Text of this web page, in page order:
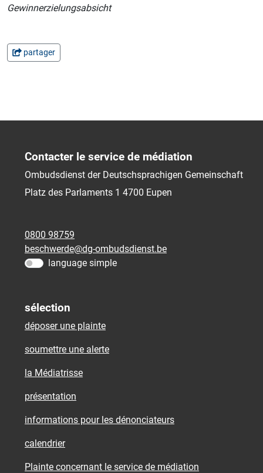
Gewinnerzielungsabsicht
partager
Contacter le service de médiation
Ombudsdienst der Deutschsprachigen Gemeinschaft
Platz des Parlaments 1 4700 Eupen
0800 98759
beschwerde@dg-ombudsdienst.be
language simple
sélection
déposer une plainte
soumettre une alerte
la Médiatrisse
présentation
informations pour les dénonciateurs
calendrier
Plainte concernant le service de médiation